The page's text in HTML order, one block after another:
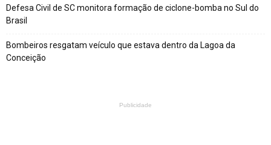
Defesa Civil de SC monitora formação de ciclone-bomba no Sul do
Brasil
Bombeiros resgatam veículo que estava dentro da Lagoa da
Conceição
Publicidade